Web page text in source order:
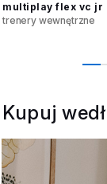
multiplay flex vc jr
trenery wewnętrzne
Kupuj